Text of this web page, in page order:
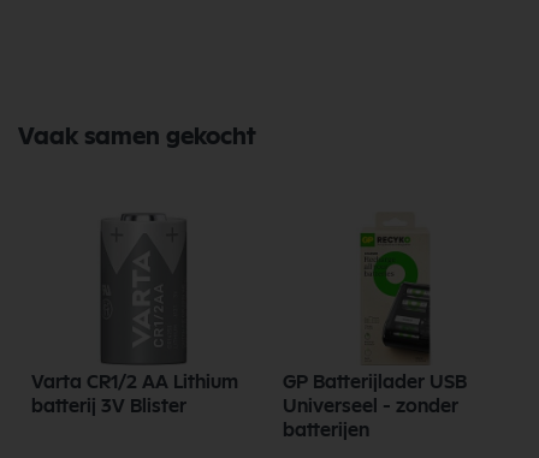
Vaak samen gekocht
Varta CR1/2 AA Lithium
batterij 3V Blister
GP Batterijlader USB
Universeel - zonder
batterijen